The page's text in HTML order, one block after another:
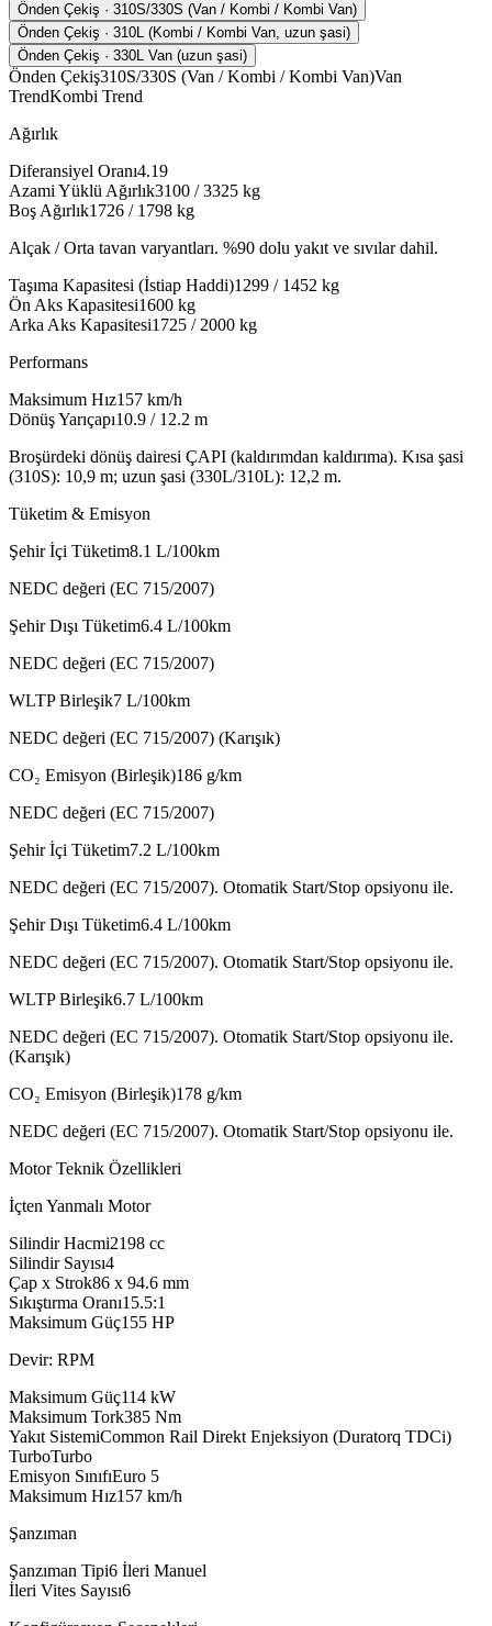
Önden Çekiş · 310S/330S (Van / Kombi / Kombi Van)
Önden Çekiş · 310L (Kombi / Kombi Van, uzun şasi)
Önden Çekiş · 330L Van (uzun şasi)
Önden Çekiş310S/330S (Van / Kombi / Kombi Van)Van
TrendKombi Trend
Ağırlık
Diferansiyel Oranı4.19
Azami Yüklü Ağırlık3100 / 3325 kg
Boş Ağırlık1726 / 1798 kg
Alçak / Orta tavan varyantları. %90 dolu yakıt ve sıvılar dahil.
Taşıma Kapasitesi (İstiap Haddi)1299 / 1452 kg
Ön Aks Kapasitesi1600 kg
Arka Aks Kapasitesi1725 / 2000 kg
Performans
Maksimum Hız157 km/h
Dönüş Yarıçapı10.9 / 12.2 m
Broşürdeki dönüş dairesi ÇAPI (kaldırımdan kaldırıma). Kısa şasi
(310S): 10,9 m; uzun şasi (330L/310L): 12,2 m.
Tüketim & Emisyon
Şehir İçi Tüketim8.1 L/100km
NEDC değeri (EC 715/2007)
Şehir Dışı Tüketim6.4 L/100km
NEDC değeri (EC 715/2007)
WLTP Birleşik7 L/100km
NEDC değeri (EC 715/2007) (Karışık)
CO₂ Emisyon (Birleşik)186 g/km
NEDC değeri (EC 715/2007)
Şehir İçi Tüketim7.2 L/100km
NEDC değeri (EC 715/2007). Otomatik Start/Stop opsiyonu ile.
Şehir Dışı Tüketim6.4 L/100km
NEDC değeri (EC 715/2007). Otomatik Start/Stop opsiyonu ile.
WLTP Birleşik6.7 L/100km
NEDC değeri (EC 715/2007). Otomatik Start/Stop opsiyonu ile.
(Karışık)
CO₂ Emisyon (Birleşik)178 g/km
NEDC değeri (EC 715/2007). Otomatik Start/Stop opsiyonu ile.
Motor Teknik Özellikleri
İçten Yanmalı Motor
Silindir Hacmi2198 cc
Silindir Sayısı4
Çap x Strok86 x 94.6 mm
Sıkıştırma Oranı15.5:1
Maksimum Güç155 HP
Devir: RPM
Maksimum Güç114 kW
Maksimum Tork385 Nm
Yakıt SistemiCommon Rail Direkt Enjeksiyon (Duratorq TDCi)
TurboTurbo
Emisyon SınıfıEuro 5
Maksimum Hız157 km/h
Şanzıman
Şanzıman Tipi6 İleri Manuel
İleri Vites Sayısı6